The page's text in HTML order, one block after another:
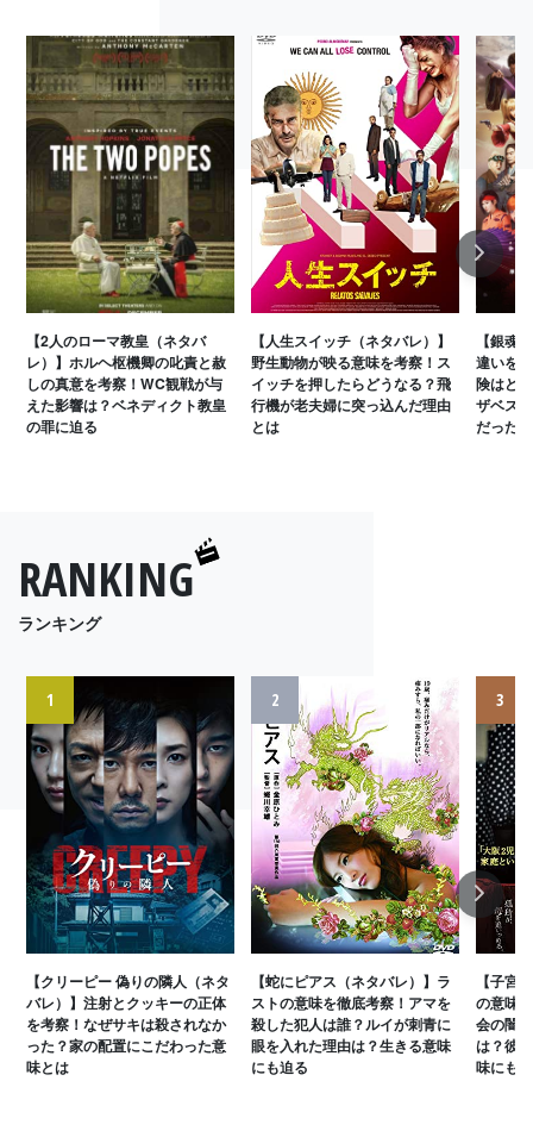
【2人のローマ教皇（ネタバ
レ）】ホルヘ枢機卿の叱責と赦
しの真意を考察！WC観戦が与
えた影響は？ベネディクト教皇
の罪に迫る
【人生スイッチ（ネタバレ）】
野生動物が映る意味を考察！ス
イッチを押したらどうなる？飛
行機が老夫婦に突っ込んだ理由
とは
【銀魂
違いを
険はど
ザベス
だった！
Next
RANKING
ランキング
1
【クリーピー 偽りの隣人（ネタ
バレ）】注射とクッキーの正体
を考察！なぜサキは殺されなか
った？家の配置にこだわった意
味とは
2
【蛇にピアス（ネタバレ）】ラ
ストの意味を徹底考察！アマを
殺した犯人は誰？ルイが刺青に
眼を入れた理由は？生きる意味
にも迫る
3
【子宮
の意味
会の闇
は？彼
味にも
Next